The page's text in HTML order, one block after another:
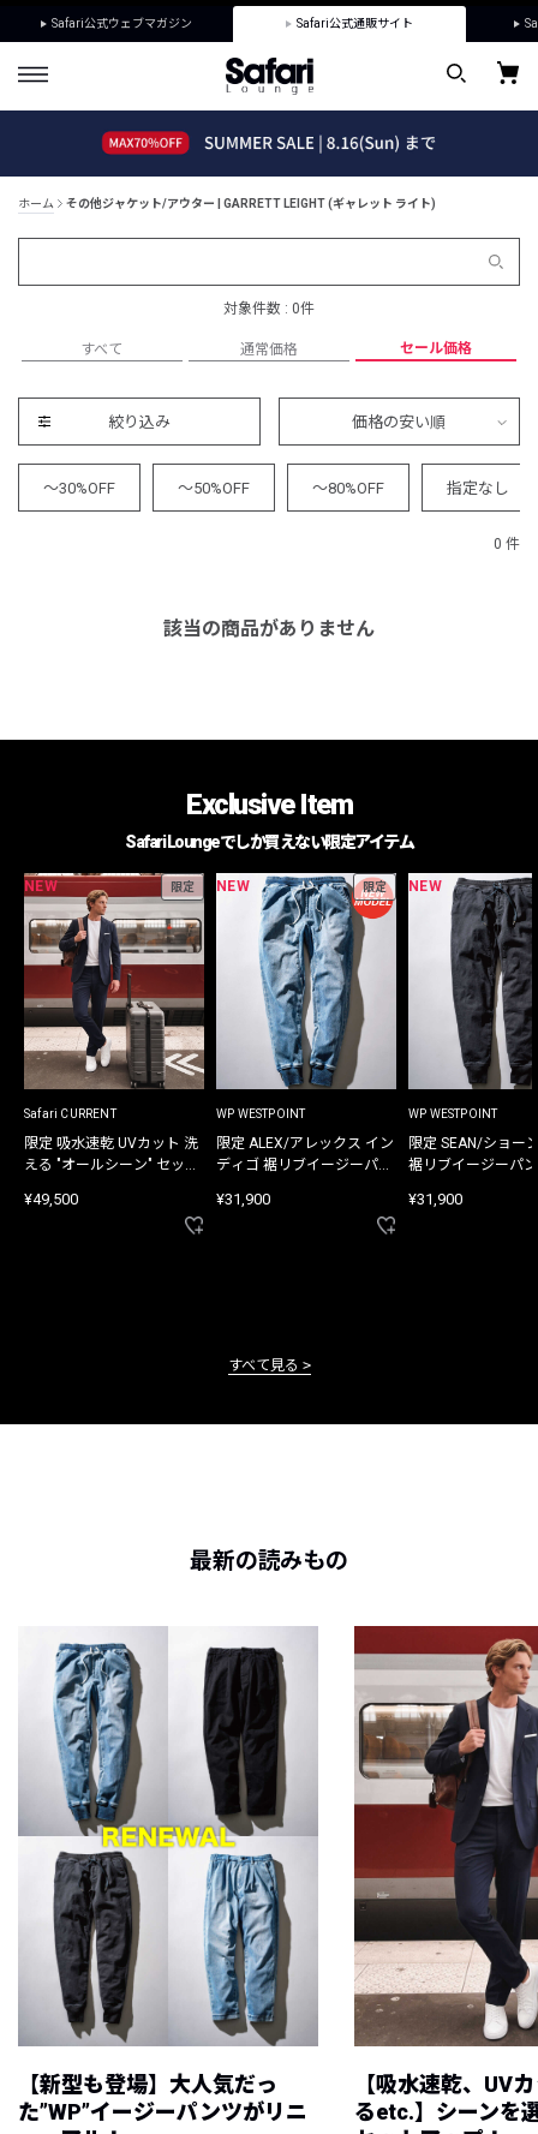
Safari公式ウェブマガジン Safari公式通販サイト
ホーム その他ジャケット/アウター | GARRETT LEIGHT (ギャレット ライト)
対象件数 : 0件
すべて 通常価格 セール価格
絞り込み 価格の安い順
～30%OFF ～50%OFF ～80%OFF 指定なし
0 件
該当の商品がありません
Exclusive Item
Safari Loungeでしか買えない限定アイテム
NEW 限定
Safari CURRENT
限定 吸水速乾 UVカット 洗
える "オールシーン" セット
¥49,500
NEW 限定
WP WESTPOINT
限定 ALEX/アレックス イン
ディゴ 裾リブイージーパン
¥31,900
NEW
WP WESTPOINT
限定 SEAN/ショー
裾リブイージーパ
¥31,900
すべて見る
最新の読みもの
【新型も登場】大人気だっ
た”WP”イージーパンツがリニ
【吸水速乾、UV
るetc.】シーンを